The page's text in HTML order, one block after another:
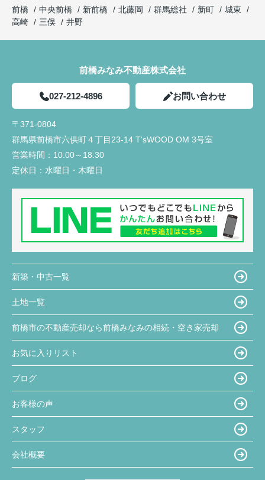
前橋
中央前橋 新前橋 北藤岡 群馬総社 新町
城東
高崎
三俣 井野
前橋みなみ不動産株式会社
027-212-4896 お問い合わせ
〒371-0804
群馬県前橋市六供町４丁目23‐14 T'sWOOD OM 3号室
営業時間： 10:00～18:30
定休日： 水曜日・木曜日
新築・中古一覧
土地一覧
前橋市の不動産売却なら前橋みなみの相続・空き家売却
お気に入りリスト
ブログ
お客様の声
スタッフ
会社概要